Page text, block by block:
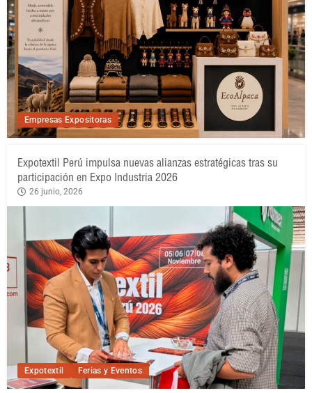
Empresas Expositoras
Expotextil Ferias y Eventos
Expotextil Perú impulsa nuevas alianzas estratégicas tras su
participación en Expo Industria 2026
26 junio, 2026